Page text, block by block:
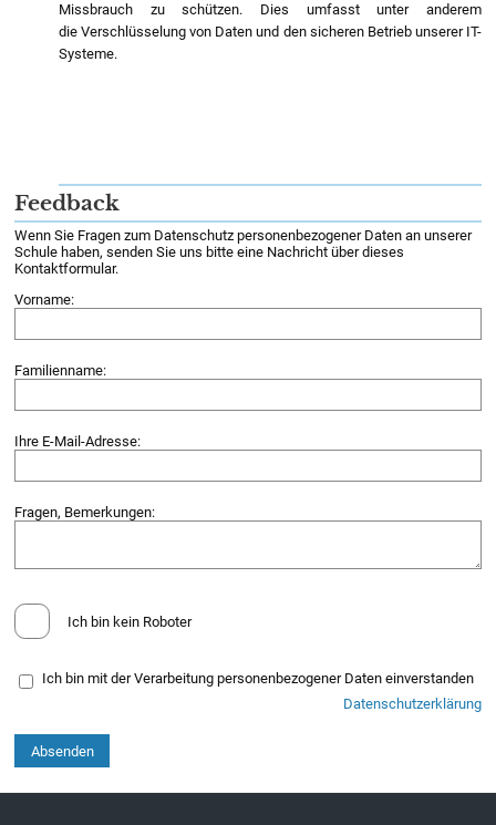
Missbrauch zu schützen. Dies umfasst unter anderem
die Verschlüsselung von Daten und den sicheren Betrieb unserer IT-
Systeme.
Feedback
Wenn Sie Fragen zum Datenschutz personenbezogener Daten an unserer
Schule haben, senden Sie uns bitte eine Nachricht über dieses
Kontaktformular.
Vorname:
Familienname:
Ihre E-Mail-Adresse:
Fragen, Bemerkungen:
Ich bin kein Roboter
Ich bin mit der Verarbeitung personenbezogener Daten einverstanden
Datenschutzerklärung